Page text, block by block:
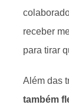
receber
para tirar
Além das
também